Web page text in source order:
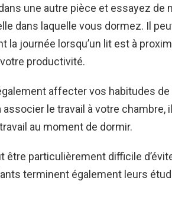
une autre pièce et essayez de
dans laquelle vous dormez. Il
la journée lorsqu’un lit est à
productivité.
affecter vos habitudes
le travail à votre chambre,
au moment de dormir.
être particulièrement difficile
terminent également leurs